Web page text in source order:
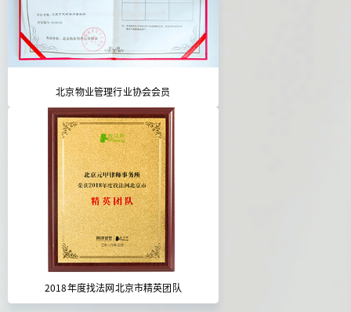
北京物业管理行业协会会员
2018年度找法网北京市精英团队